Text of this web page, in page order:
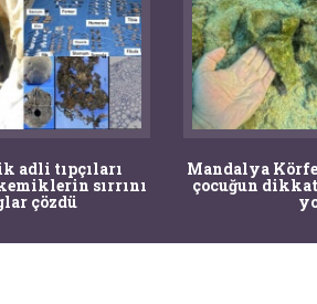
adli tıpçıları
sırrını
çözdü
Mandalya
çocuğun